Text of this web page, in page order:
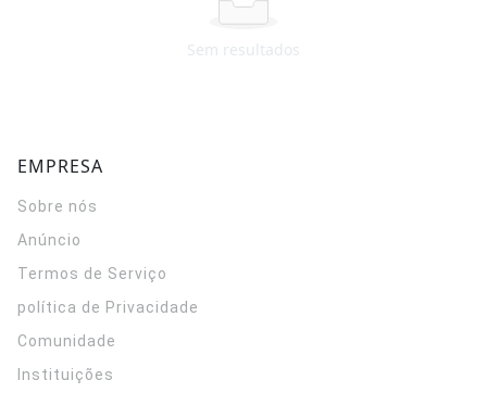
Sem resultados
EMPRESA
Sobre nós
Anúncio
Termos de Serviço
política de Privacidade
Comunidade
Instituições